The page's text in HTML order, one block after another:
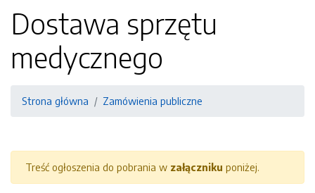
Dostawa sprzętu
medycznego
Strona główna Zamówienia publiczne
Treść ogłoszenia do pobrania w załączniku poniżej.